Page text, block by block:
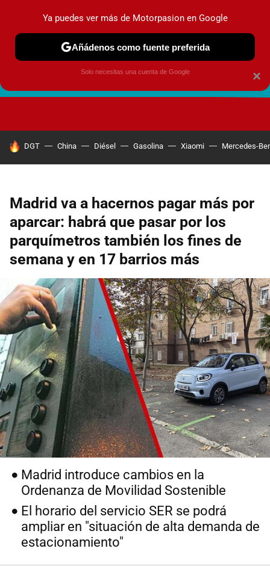
HOY SE HABLA DE
DGT China Diésel Gasolina Xiaomi Mercedes-
Madrid va a hacernos pagar más por
aparcar: habrá que pasar por los
parquímetros también los fines de
semana y en 17 barrios más
Madrid introduce cambios en la
Ordenanza de Movilidad Sostenible
El horario del servicio SER se podrá
ampliar en "situación de alta demanda de
estacionamiento"
×
Ya puedes ver más de Motorpasion en Google
Añádenos como fuente preferida
Solo necesitas una cuenta de Google